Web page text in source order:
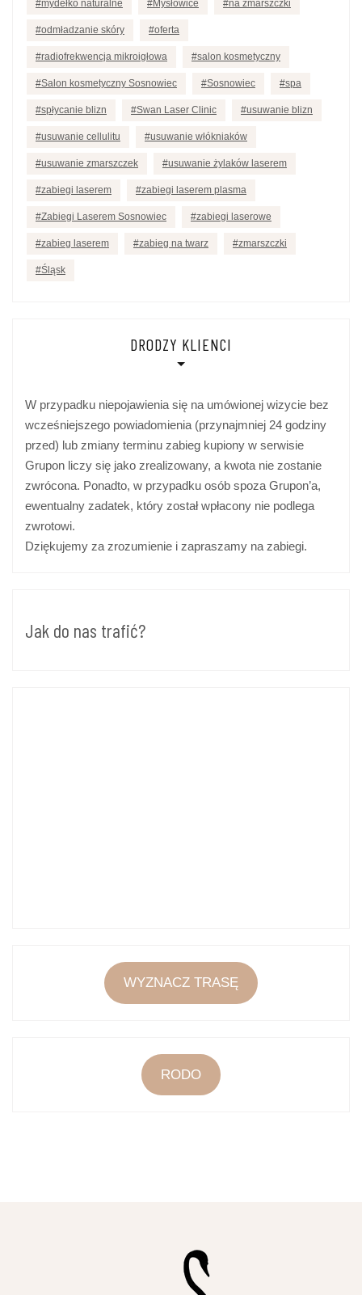
mydełko naturalne Mysłowice na zmarszczki
odmładzanie skóry oferta
radiofrekwencja mikroigłowa salon kosmetyczny
Salon kosmetyczny Sosnowiec Sosnowiec spa
spłycanie blizn Swan Laser Clinic usuwanie blizn
usuwanie cellulitu usuwanie włókniaków
usuwanie zmarszczek usuwanie żylaków laserem
zabiegi laserem zabiegi laserem plasma
Zabiegi Laserem Sosnowiec zabiegi laserowe
zabieg laserem zabieg na twarz zmarszczki
Śląsk
DRODZY KLIENCI
W przypadku niepojawienia się na umówionej wizycie bez
wcześniejszego powiadomienia (przynajmniej 24 godziny
przed) lub zmiany terminu zabieg kupiony w serwisie
Grupon liczy się jako zrealizowany, a kwota nie zostanie
zwrócona. Ponadto, w przypadku osób spoza Grupon’a,
ewentualny zadatek, który został wpłacony nie podlega
zwrotowi.
Dziękujemy za zrozumienie i zapraszamy na zabiegi.
Jak do nas trafić?
WYZNACZ TRASĘ
RODO